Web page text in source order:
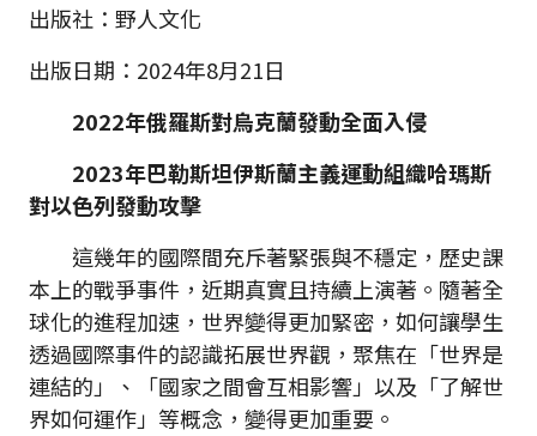
出版社：野人文化
出版日期：2024年8月21日
2022年俄羅斯對烏克蘭發動全面入侵
2023年巴勒斯坦伊斯蘭主義運動組織哈瑪斯
對以色列發動攻擊
這幾年的國際間充斥著緊張與不穩定，歷史課
本上的戰爭事件，近期真實且持續上演著。隨著全
球化的進程加速，世界變得更加緊密，如何讓學生
透過國際事件的認識拓展世界觀，聚焦在「世界是
連結的」、「國家之間會互相影響」以及「了解世
界如何運作」等概念，變得更加重要。